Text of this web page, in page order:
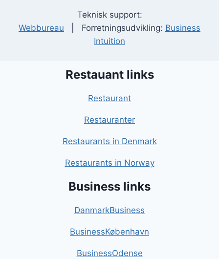
Teknisk support:
Webbureau | Forretningsudvikling: Business
Intuition
Restauant links
Restaurant
Restauranter
Restaurants in Denmark
Restaurants in Norway
Business links
DanmarkBusiness
BusinessKøbenhavn
BusinessOdense